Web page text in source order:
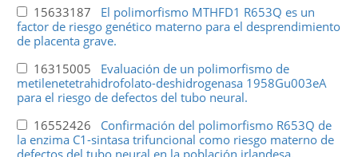
15633187 El polimorfismo MTHFD1 R653Q es un
factor de riesgo genético materno para el desprendimiento
de placenta grave.
16315005 Evaluación de un polimorfismo de
metilenetetrahidrofolato-deshidrogenasa 1958Gu003eA
para el riesgo de defectos del tubo neural.
16552426 Confirmación del polimorfismo R653Q de
la enzima C1-sintasa trifuncional como riesgo materno de